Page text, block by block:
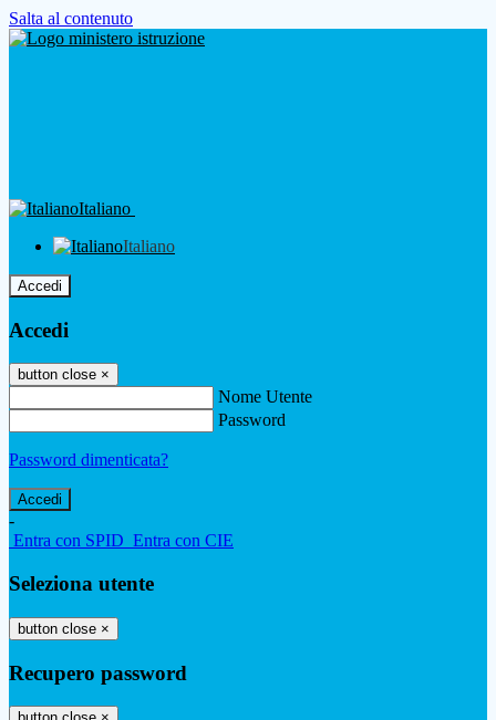
Salta al contenuto
Italiano
Italiano
Accedi
Accedi
button close ×
Nome Utente
Password
Password dimenticata?
-
Entra con SPID Entra con CIE
Seleziona utente
button close ×
Recupero password